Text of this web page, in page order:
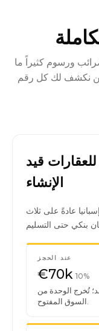
ورسوم كثيراً ما
نكشف لك كل رقم
قيد
الإنشاء
عادةً على ثلاث
عند الحجز
€70k 10%
تُخرج الوحدة من